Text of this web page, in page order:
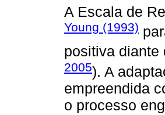
A Escala de
Young (1993)
positiva diante
2005). A
empreendida
o processo